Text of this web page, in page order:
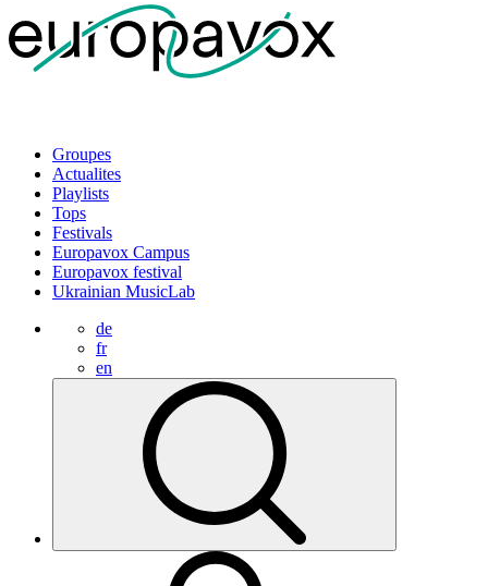
Groupes
Actualites
Playlists
Tops
Festivals
Europavox Campus
Europavox festival
Ukrainian MusicLab
de
fr
en